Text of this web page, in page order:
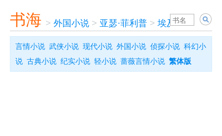
书海 > 外国小说 > 亚瑟·菲利普 > 埃及考古学家
言情小说 武侠小说 现代小说 外国小说 侦探小说 科幻小
说 古典小说 纪实小说 轻小说 蔷薇言情小说 繁体版